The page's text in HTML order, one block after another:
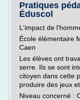
Pratiques
Éduscol
L'impact de
École élémentaire
Caen
Les élèves ont
serre. Ils se sont
citoyen dans cette
produire des jeux
Niveau concerné :